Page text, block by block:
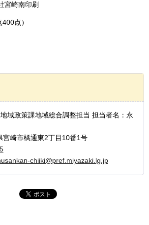
宮崎南印刷
点）
域政策課地域総合調整担当 担当者名：永
崎市橘通東2丁目10番1号
chiiki@pref.miyazaki.lg.jp